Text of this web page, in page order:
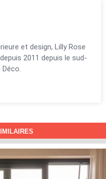
et design, Lilly Rose
2011 depuis le sud-